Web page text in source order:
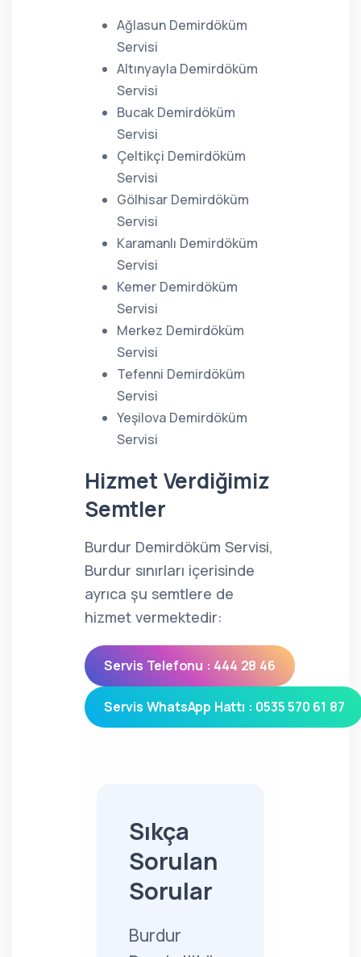
Ağlasun Demirdöküm
Servisi
Altınyayla Demirdöküm
Servisi
Bucak Demirdöküm
Servisi
Çeltikçi Demirdöküm
Servisi
Gölhisar Demirdöküm
Servisi
Karamanlı Demirdöküm
Servisi
Kemer Demirdöküm
Servisi
Merkez Demirdöküm
Servisi
Tefenni Demirdöküm
Servisi
Yeşilova Demirdöküm
Servisi
Hizmet Verdiğimiz
Semtler
Burdur Demirdöküm Servisi,
Burdur sınırları içerisinde
ayrıca şu semtlere de
hizmet vermektedir:
Servis Telefonu : 444 28 46
Servis WhatsApp Hattı : 0535 570 61 87
Sıkça
Sorulan
Sorular
Burdur